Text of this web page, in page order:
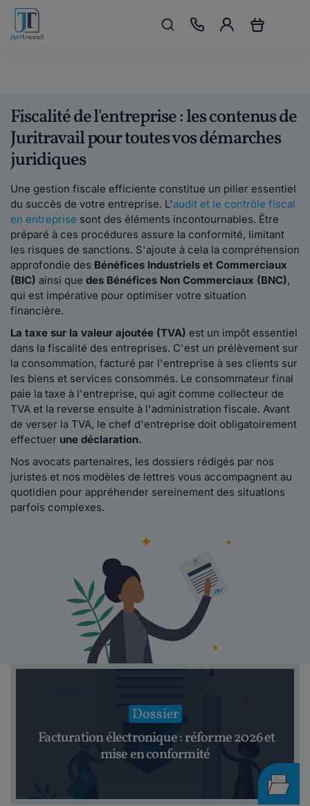
Fiscalité de l'entreprise : les contenus de
Juritravail pour toutes vos démarches
juridiques
Une gestion fiscale efficiente constitue un pilier essentiel
du succès de votre entreprise. L'audit et le contrôle fiscal
en entreprise sont des éléments incontournables. Être
préparé à ces procédures assure la conformité, limitant
les risques de sanctions. S'ajoute à cela la compréhension
approfondie des Bénéfices Industriels et Commerciaux
(BIC) ainsi que des Bénéfices Non Commerciaux (BNC),
qui est impérative pour optimiser votre situation
financière.
La taxe sur la valeur ajoutée (TVA) est un impôt essentiel
dans la fiscalité des entreprises. C'est un prélèvement sur
la consommation, facturé par l'entreprise à ses clients sur
les biens et services consommés. Le consommateur final
paie la taxe à l'entreprise, qui agit comme collecteur de
TVA et la reverse ensuite à l'administration fiscale. Avant
de verser la TVA, le chef d'entreprise doit obligatoirement
effectuer une déclaration.
Nos avocats partenaires, les dossiers rédigés par nos
juristes et nos modèles de lettres vous accompagnent au
quotidien pour appréhender sereinement des situations
parfois complexes.
Dossier
Facturation électronique : réforme 2026 et
mise en conformité